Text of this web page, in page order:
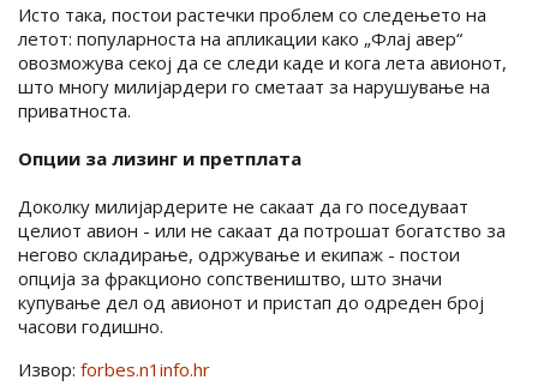
Исто така, постои растечки проблем со следењето на
летот: популарноста на апликации како „Флај авер“
овозможува секој да се следи каде и кога лета авионот,
што многу милијардери го сметаат за нарушување на
приватноста.
Опции за лизинг и претплата
Доколку милијардерите не сакаат да го поседуваат
целиот авион - или не сакаат да потрошат богатство за
негово складирање, одржување и екипаж - постои
опција за фракционо сопствеништво, што значи
купување дел од авионот и пристап до одреден број
часови годишно.
Извор: forbes.n1info.hr